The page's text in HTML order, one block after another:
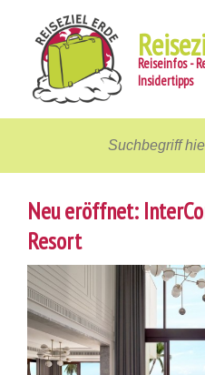
Reiseinfos -
Insidertipps
Unterwegs
Gastgeber
Aktiv
News
Neu eröffnet:
Resort